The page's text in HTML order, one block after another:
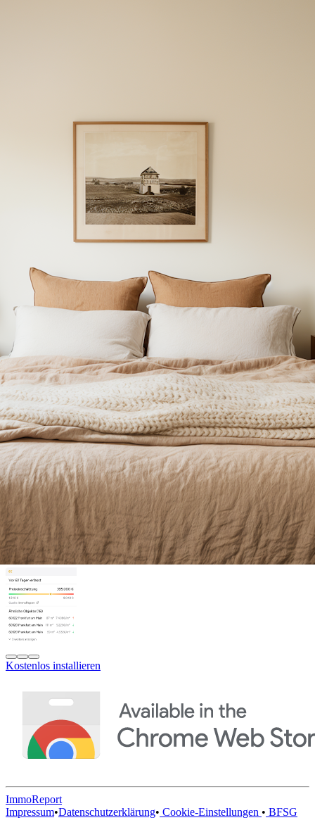
Kostenlos installieren
ImmoReport
Impressum•Datenschutzerklärung• Cookie-Einstellungen • BFSG